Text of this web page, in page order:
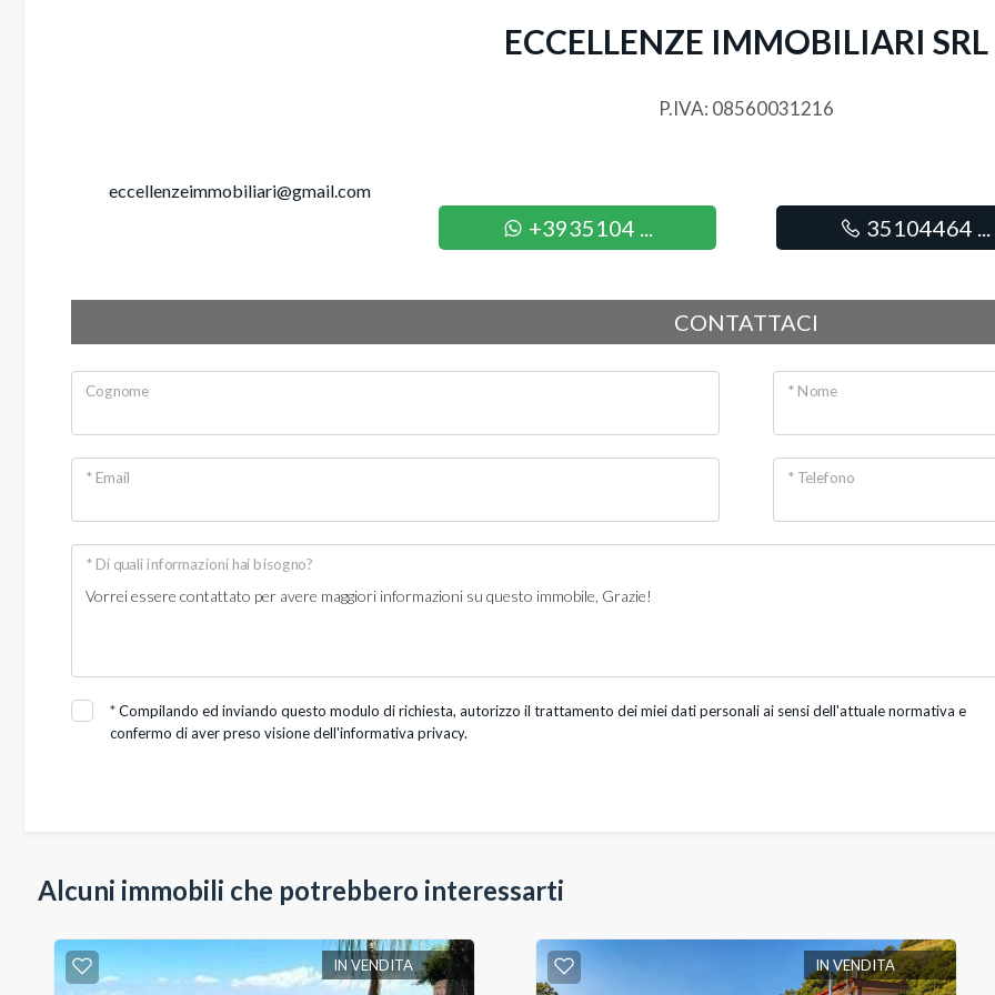
ECCELLENZE IMMOBILIARI SRL
P.IVA: 08560031216
eccellenzeimmobiliari@gmail.com
+3935104 ... 35104464 ...
CONTATTACI
* Nome
Cognome
* Telefono
* Email
* Di quali informazioni hai bisogno?
*Compilando ed inviando questo modulo di richiesta, autorizzo il trattamento dei miei dati personali ai sensi dell'attuale normativa e
confermo di aver preso visione dell'informativa privacy.
Alcuni immobili che potrebbero interessarti
IN VENDITA IN VENDITA
Altre
multiscelta
Balcone/Terrazzo
Arredato